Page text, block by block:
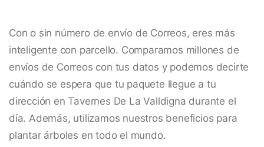
Con o sin número de envío de Correos, eres más
inteligente con parcello. Comparamos millones de
envíos de Correos con tus datos y podemos decirte
cuándo se espera que tu paquete llegue a tu
dirección en Tavernes De La Valldigna durante el
día. Además, utilizamos nuestros beneficios para
plantar árboles en todo el mundo.